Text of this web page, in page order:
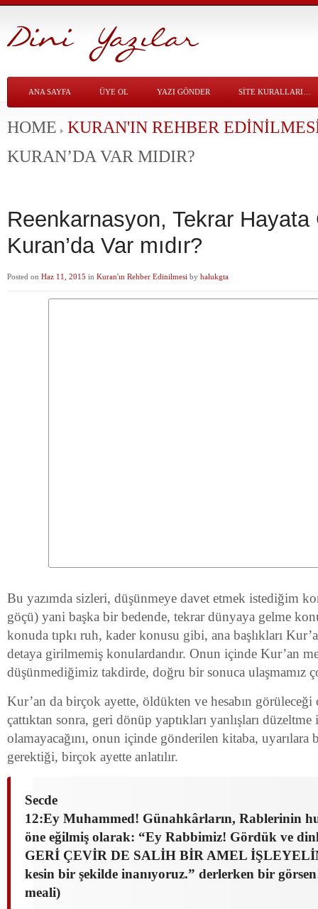
ANA SAYFA ÜYE OL YAZI GÖNDER SITE KURALLARI…
HOME KURAN'IN REHBER
KURAN’DA VAR MIDIR?
Reenkarnasyon, Tekrar Hayata
Kuran’da Var mıdır?
Posted on Haz 11, 2015 in Kuran'ın Rehber Edinilmesi by halukgta
Bu yazımda sizleri, düşünmeye davet etmek istediğim
göçü) yani başka bir bedende, tekrar dünyaya gelme
konuda tıpkı ruh, kader konusu gibi, ana başlıkları
detaya girilmemiş konulardandır. Onun içinde Kur’an
düşünmediğimiz takdirde, doğru bir sonuca ulaşmamız
Kur’an da birçok ayette, öldükten ve hesabın
çattıktan sonra, geri dönüp yaptıkları yanlışları düzeltme
olamayacağını, onun içinde gönderilen kitaba, uyarılara
gerektiği, birçok ayette anlatılır.
Secde
12:Ey Muhammed! Günahkârların, Rablerinin
öne eğilmiş olarak: “Ey Rabbimiz! Gördük ve
GERİ ÇEVİR DE SALİH BİR AMEL
kesin bir şekilde inanıyoruz.” derlerken bir
meali)